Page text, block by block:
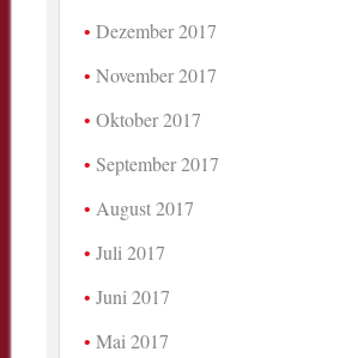
Dezember 2017
November 2017
Oktober 2017
September 2017
August 2017
Juli 2017
Juni 2017
Mai 2017